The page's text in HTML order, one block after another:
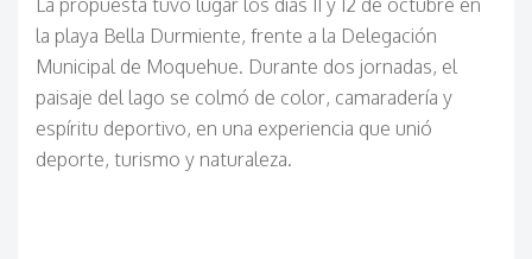
La propuesta tuvo lugar los días 11 y 12 de octubre en
la playa Bella Durmiente, frente a la Delegación
Municipal de Moquehue. Durante dos jornadas, el
paisaje del lago se colmó de color, camaradería y
espíritu deportivo, en una experiencia que unió
deporte, turismo y naturaleza.